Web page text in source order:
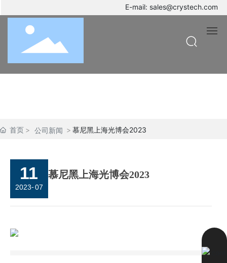
质量控制
资料下载
新闻资讯
首页 公司新闻 慕尼黑上海光博会2023
11
2023-07
慕尼黑上海光博会2023
E-mail: sales@crystech.com